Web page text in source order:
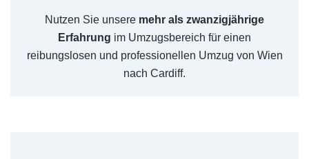
Nutzen Sie unsere mehr als zwanzigjährige
Erfahrung im Umzugsbereich für einen
reibungslosen und professionellen Umzug von Wien
nach Cardiff.